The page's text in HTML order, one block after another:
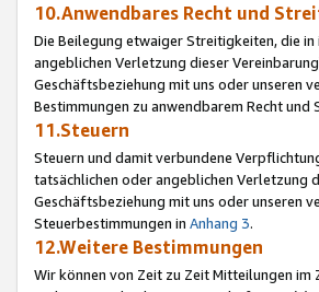
10.Anwendbares Recht und
Die Beilegung etwaiger Streitigkeiten, die
angeblichen Verletzung dieser
Geschäftsbeziehung mit uns oder unseren
Bestimmungen zu anwendbarem Recht und
11.Steuern
Steuern und damit verbundene
tatsächlichen oder angeblichen Verletzung
Geschäftsbeziehung mit uns oder unseren
Steuerbestimmungen in Anhang 3.
12.Weitere Bestimmungen
Wir können von Zeit zu Zeit Mitteilungen im